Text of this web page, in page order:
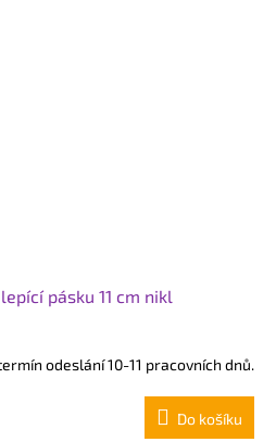
pásku 11 cm nikl
odeslání 10-11 pracovních dnů.
Do košíku